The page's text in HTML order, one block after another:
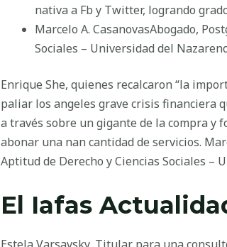
nativa a Fb y Twitter, logrando
Marcelo A. CasanovasAbogado,
Sociales – Universidad del
Enrique She, quienes recalcaron “la
paliar los angeles grave crisis financiera
a través sobre un gigante de la compra y
abonar una nan cantidad de servicios.
Aptitud de Derecho y Ciencias Sociales –
El Iafas